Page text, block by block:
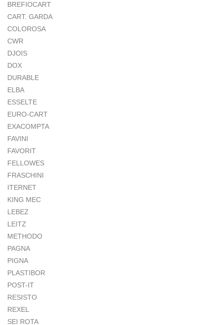
BREFIOCART
CART. GARDA
COLOROSA
CWR
DJOIS
DOX
DURABLE
ELBA
ESSELTE
EURO-CART
EXACOMPTA
FAVINI
FAVORIT
FELLOWES
FRASCHINI
ITERNET
KING MEC
LEBEZ
LEITZ
METHODO
PAGNA
PIGNA
PLASTIBOR
POST-IT
RESISTO
REXEL
SEI ROTA